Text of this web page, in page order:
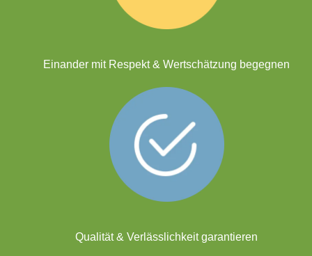
Einander mit Respekt & Wertschätzung begegnen
Qualität & Verlässlichkeit garantieren